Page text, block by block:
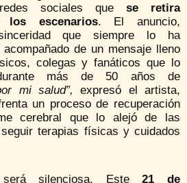
sociales que se retira
los escenarios. El anuncio,
que siempre lo ha
de un mensaje lleno
colegas y fanáticos que lo
más de 50 años de
mi salud”,expresó el artista,
un proceso de recuperación
cerebral que lo alejó de las
terapias físicas y cuidados
silenciosa. Este21 de